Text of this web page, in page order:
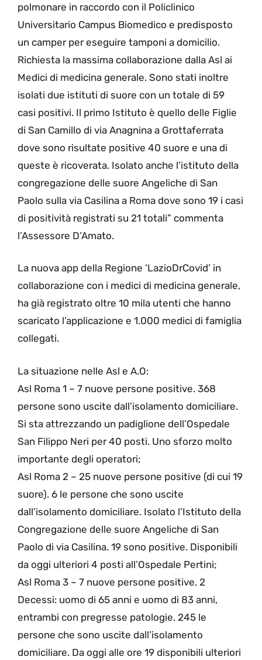
polmonare in raccordo con il Policlinico
Universitario Campus Biomedico e predisposto
un camper per eseguire tamponi a domicilio.
Richiesta la massima collaborazione dalla Asl ai
Medici di medicina generale. Sono stati inoltre
isolati due istituti di suore con un totale di 59
casi positivi. Il primo Istituto è quello delle Figlie
di San Camillo di via Anagnina a Grottaferrata
dove sono risultate positive 40 suore e una di
queste è ricoverata. Isolato anche l’istituto della
congregazione delle suore Angeliche di San
Paolo sulla via Casilina a Roma dove sono 19 i casi
di positività registrati su 21 totali” commenta
l’Assessore D’Amato.
La nuova app della Regione ‘LazioDrCovid’ in
collaborazione con i medici di medicina generale,
ha già registrato oltre 10 mila utenti che hanno
scaricato l’applicazione e 1.000 medici di famiglia
collegati.
La situazione nelle Asl e A.O:
Asl Roma 1 – 7 nuove persone positive. 368
persone sono uscite dall’isolamento domiciliare.
Si sta attrezzando un padiglione dell’Ospedale
San Filippo Neri per 40 posti. Uno sforzo molto
importante degli operatori;
Asl Roma 2 – 25 nuove persone positive (di cui 19
suore). 6 le persone che sono uscite
dall’isolamento domiciliare. Isolato l’Istituto della
Congregazione delle suore Angeliche di San
Paolo di via Casilina. 19 sono positive. Disponibili
da oggi ulteriori 4 posti all’Ospedale Pertini;
Asl Roma 3 – 7 nuove persone positive. 2
Decessi: uomo di 65 anni e uomo di 83 anni,
entrambi con pregresse patologie. 245 le
persone che sono uscite dall’isolamento
domiciliare. Da oggi alle ore 19 disponibili ulteriori